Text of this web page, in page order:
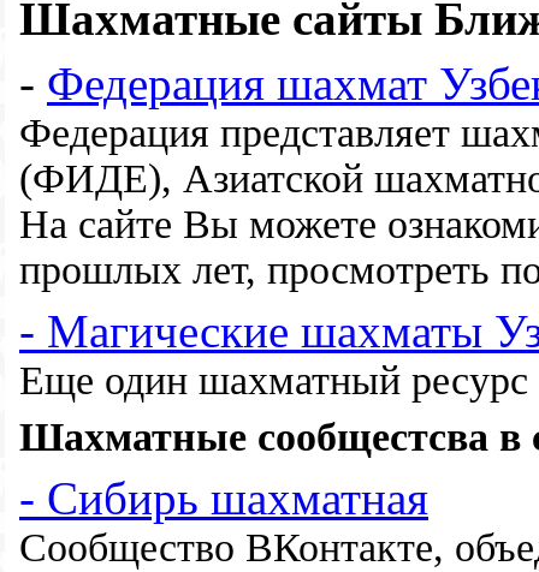
Шахматные сайты
- Федерация шахмат
Федерация представляет
(ФИДЕ), Азиатской
На сайте Вы можете
прошлых лет, просмотреть
- Магические шахматы
Еще один шахматный
Шахматные сообщестсва в
- Сибирь шахматная
Сообщество ВКонтакте,